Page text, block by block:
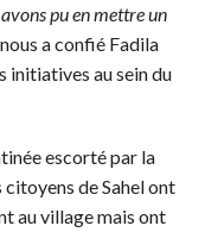
pu en mettre un
nous a confié Fadila
initiatives au sein du
escorté par la
de Sahel ont
au village mais ont